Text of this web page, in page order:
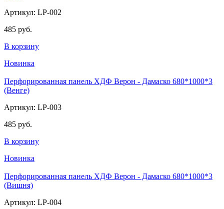
Артикул: LP-002
485 руб.
В корзину
Новинка
Перфорированная панель ХДФ Верон - Дамаско 680*1000*3
(Венге)
Артикул: LP-003
485 руб.
В корзину
Новинка
Перфорированная панель ХДФ Верон - Дамаско 680*1000*3
(Вишня)
Артикул: LP-004